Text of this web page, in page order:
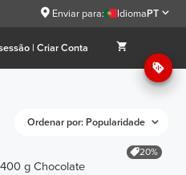
Enviar para: IdiomaPT
| Criar Conta
Ordenar por: Popularidade
20%
g Chocolate